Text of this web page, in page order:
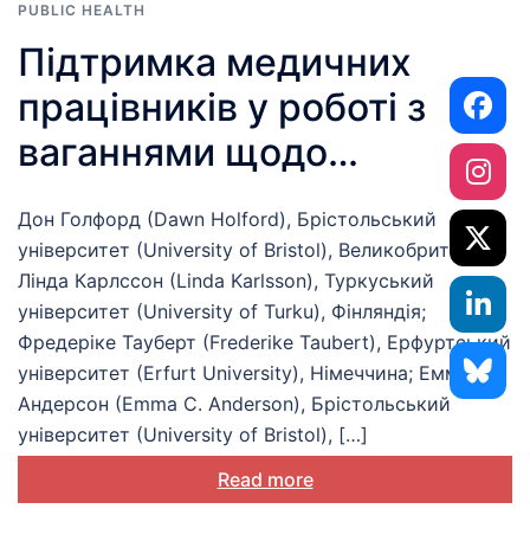
PUBLIC HEALTH
Підтримка медичних
працівників у роботі з
ваганнями щодо
Дон Голфорд (Dawn Holford), Брістольський
університет (University of Bristol), Великобританія;
Лінда Карлссон (Linda Karlsson), Туркуський
університет (University of Turku), Фінляндія;
Фредеріке Тауберт (Frederike Taubert), Ерфуртський
університет (Erfurt University), Німеччина; Емма К.
Андерсон (Emma C. Anderson), Брістольський
університет (University of Bristol), […]
Read more